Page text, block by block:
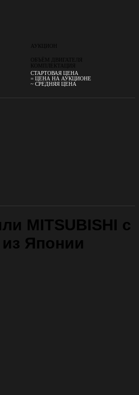
АУКЦИОН
ОБЪЁМ ДВИГАТЕЛЯ
КОМПЛЕКТАЦИЯ
СТАРТОВАЯ ЦЕНА
= ЦЕНА НА АУКЦИОНЕ
~ СРЕДНЯЯ ЦЕНА
MITSUBISHI с
Японии